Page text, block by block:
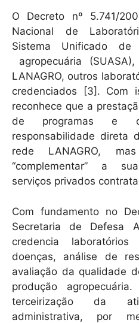
O Decreto nº 5.741/
Nacional de
Sistema Unificado
agropecuária
LANAGRO, outros
credenciados [3]. Com
reconhece que a
de programas e
responsabilidade direta
rede LANAGRO,
“complementar” a
serviços privados
Com fundamento no
Secretaria de Defesa
credencia
doenças, análise de
avaliação da qualidade
produção
terceirização da
administrativa, por